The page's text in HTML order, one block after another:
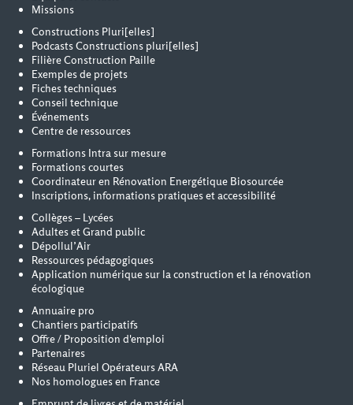
Missions
Constructions Pluri[elles]
Podcasts Constructions pluri[elles]
Filière Construction Paille
Exemples de projets
Fiches techniques
Conseil technique
Événements
Centre de ressources
Formations Intra sur mesure
Formations courtes
Coordinateur en Rénovation Energétique Biosourcée
Inscriptions, informations pratiques et accessibilité
Collèges – Lycées
Adultes et Grand public
Dépollul’Air
Ressources pédagogiques
Application numérique sur la construction et la rénovation
écologique
Annuaire pro
Chantiers participatifs
Offre / Proposition d'emploi
Partenaires
Réseau Pluriel Opérateurs ARA
Nos homologues en France